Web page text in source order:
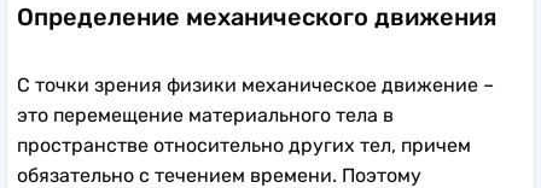
Определение механического движения
С точки зрения физики механическое движение –
это перемещение материального тела в
пространстве относительно других тел, причем
обязательно с течением времени. Поэтому